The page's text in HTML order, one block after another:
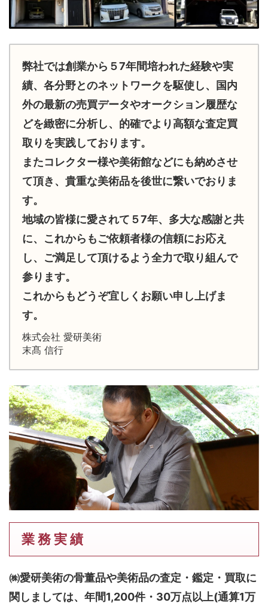
弊社では創業から５7年間培われた経験や実
績、各分野とのネットワークを駆使し、国内
外の最新の売買データやオークション履歴な
どを緻密に分析し、的確でより高額な査定買
取りを実践しております。
またコレクター様や美術館などにも納めさせ
て頂き、貴重な美術品を後世に繋いでおりま
す。
地域の皆様に愛されて５7年、多大な感謝と共
に、これからもご依頼者様の信頼にお応え
し、ご満足して頂けるよう全力で取り組んで
参ります。
これからもどうぞ宜しくお願い申し上げま
す。
株式会社 愛研美術
末髙 信行
業 務 実 績
㈱愛研美術の骨董品や美術品の査定・鑑定・買取に
関しましては、 年間1,200件・30万点以上(通算1万